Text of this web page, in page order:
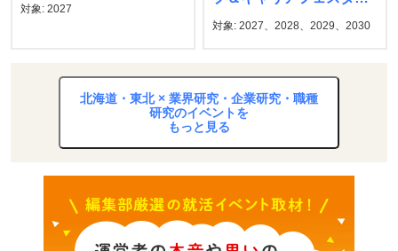
対象: 2027
対象: 2027、2028、2029、2030
北海道・東北 × 業界研究・企業研究・職種
研究のイベントを
もっと見る